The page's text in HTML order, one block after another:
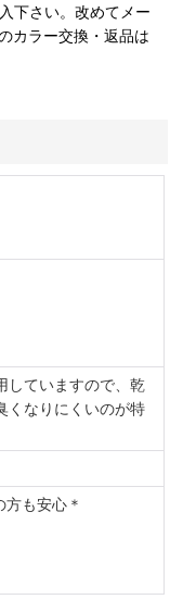
下さい。改めてメー
カラー交換・返品は
していますので、乾
くなりにくいのが特
も安心＊